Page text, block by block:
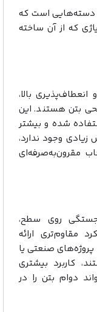
است که
که از آن ساخته
بالا،
بتن هستند. این
شده و بیشتر
وجود ندارد،
مقرون‌به‌صرفه‌ای
روی سطح،
ارائه
صنعتی یا
بیشتری
دوام بتن را در